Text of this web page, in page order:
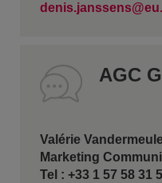
AGC
Valérie
Marketing
Tel : +33 1 57 58 31